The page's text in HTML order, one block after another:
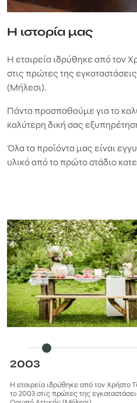
Η ιστορία μας
Η εταιρεία ιδρύθηκε από τον
στις πρώτες της
(Mήλεσι).
Πάντα προσπαθούμε για το
καλύτερη δική σας
Όλα τα προϊόντα μας είναι
υλικό από το πρώτο στάδιο
2003
Η εταιρεία ιδρύθηκε από τον Χρήστο
το 2003 στις πρώτες της